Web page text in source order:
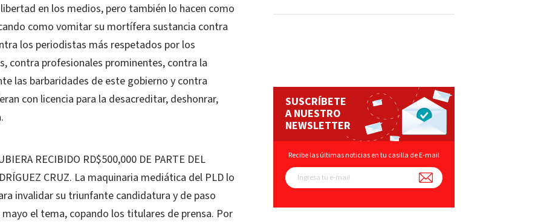
en los medios, pero también lo hacen como
como vomitar su mortífera sustancia contra
los periodistas más respetados por los
contra profesionales prominentes, contra la
las barbaridades de este gobierno y contra
con licencia para la desacreditar, deshonrar,
RECIBIDO RD$500,000 DE PARTE DEL
CRUZ. La maquinaria mediática del PLD lo
invalidar su triunfante candidatura y de paso
el tema, copando los titulares de prensa. Por
SUSCRÍBETE
A NUESTRO
NEWSLETTER
Recibe las últimas noticias en tu casilla de E-mail